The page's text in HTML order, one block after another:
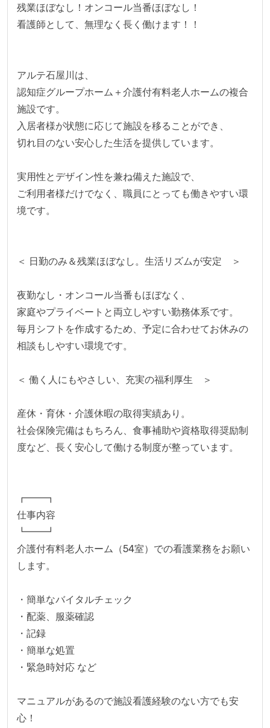
残業ほぼなし！オンコール当番ほぼなし！
看護師として、無理なく長く働けます！！
アルテ石屋川は、
認知症グループホーム＋介護付有料老人ホームの複合
施設です。
入居者様が状態に応じて施設を移ることができ、
切れ目のない安心した生活を提供しています。
実用性とデザイン性を兼ね備えた施設で、
ご利用者様だけでなく、職員にとっても働きやすい環
境です。
＜ 日勤のみ＆残業ほぼなし。生活リズムが安定　＞
夜勤なし・オンコール当番もほぼなく、
家庭やプライベートと両立しやすい勤務体系です。
毎月シフトを作成するため、予定に合わせてお休みの
相談もしやすい環境です。
＜ 働く人にもやさしい、充実の福利厚生　＞
産休・育休・介護休暇の取得実績あり。
社会保険完備はもちろん、食事補助や資格取得奨励制
度など、長く安心して働ける制度が整っています。
┏━━┓
仕事内容
┗━━┛
介護付有料老人ホーム（54室）での看護業務をお願い
します。
・簡単なバイタルチェック
・配薬、服薬確認
・記録
・簡単な処置
・緊急時対応 など
マニュアルがあるので施設看護経験のない方でも安
心！